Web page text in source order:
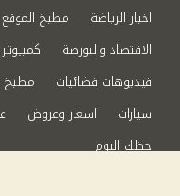
اخبار الرياضة
مطبخ الموقع
الاقتصاد والبورصة
فيديوهات فضائيات
مطبخ
سيارات
اسعار وعروض
حظك اليوم